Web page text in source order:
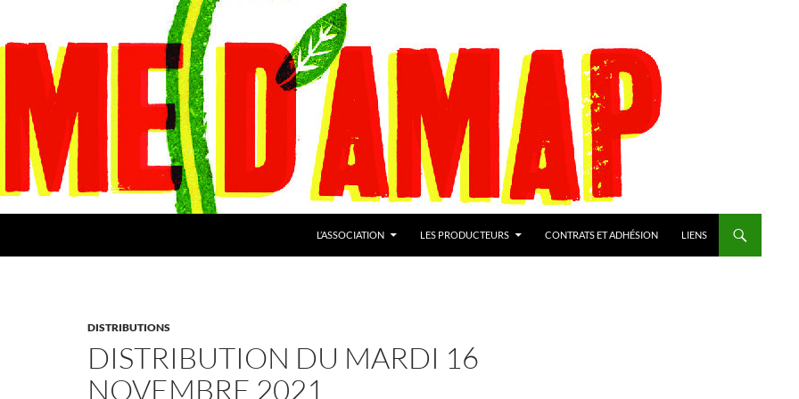
L’ASSOCIATION LES PRODUCTEURS CONTRATS ET ADHÉSION LIENS
DISTRIBUTIONS
DISTRIBUTION DU MARDI 16
NOVEMBRE 2021